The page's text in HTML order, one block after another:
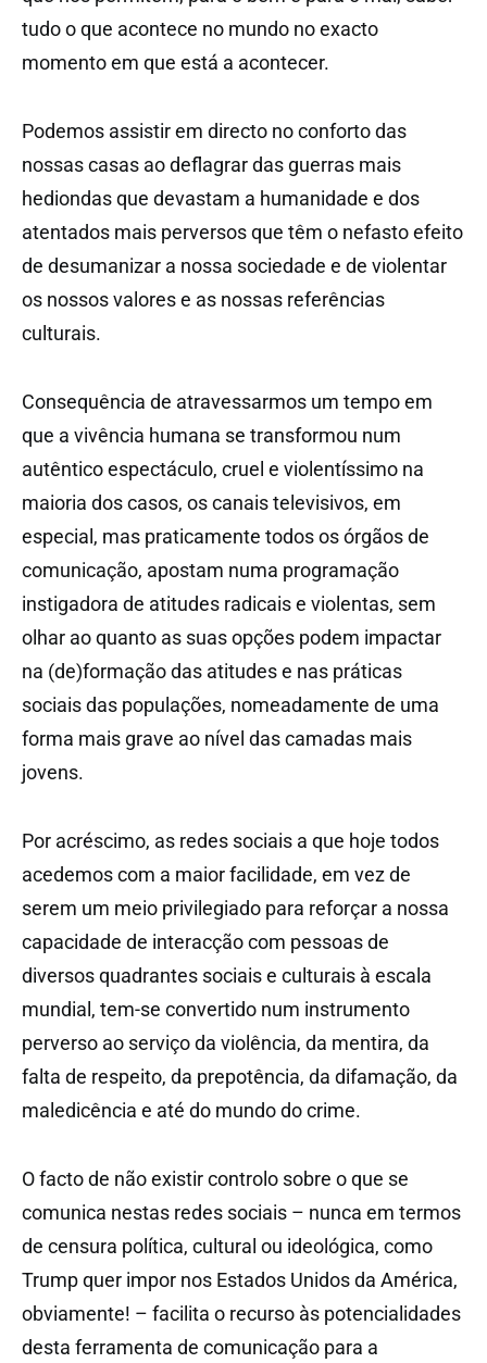
tudo o que acontece no mundo no exacto
momento em que está a acontecer.
Podemos assistir em directo no conforto das
nossas casas ao deflagrar das guerras mais
hediondas que devastam a humanidade e dos
atentados mais perversos que têm o nefasto efeito
de desumanizar a nossa sociedade e de violentar
os nossos valores e as nossas referências
culturais.
Consequência de atravessarmos um tempo em
que a vivência humana se transformou num
autêntico espectáculo, cruel e violentíssimo na
maioria dos casos, os canais televisivos, em
especial, mas praticamente todos os órgãos de
comunicação, apostam numa programação
instigadora de atitudes radicais e violentas, sem
olhar ao quanto as suas opções podem impactar
na (de)formação das atitudes e nas práticas
sociais das populações, nomeadamente de uma
forma mais grave ao nível das camadas mais
jovens.
Por acréscimo, as redes sociais a que hoje todos
acedemos com a maior facilidade, em vez de
serem um meio privilegiado para reforçar a nossa
capacidade de interacção com pessoas de
diversos quadrantes sociais e culturais à escala
mundial, tem-se convertido num instrumento
perverso ao serviço da violência, da mentira, da
falta de respeito, da prepotência, da difamação, da
maledicência e até do mundo do crime.
O facto de não existir controlo sobre o que se
comunica nestas redes sociais – nunca em termos
de censura política, cultural ou ideológica, como
Trump quer impor nos Estados Unidos da América,
obviamente! – facilita o recurso às potencialidades
desta ferramenta de comunicação para a